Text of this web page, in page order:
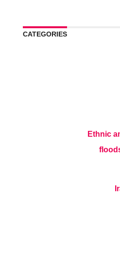
CATEGORIES
Ethnic